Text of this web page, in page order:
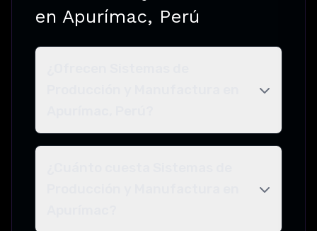
en Apurímac, Perú